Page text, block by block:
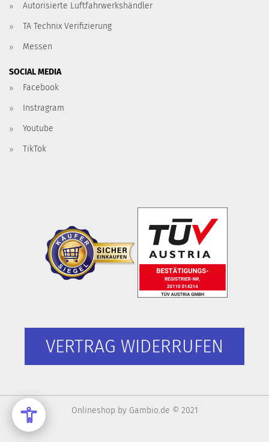
Autorisierte Luftfahrwerkshändler
TA Technix Verifizierung
Messen
SOCIAL MEDIA
Facebook
Instragram
Youtube
TikTok
VERTRAG WIDERRUFEN
Onlineshop by Gambio.de © 2021